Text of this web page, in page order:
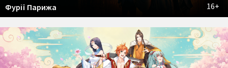
16+
Фурії Парижа